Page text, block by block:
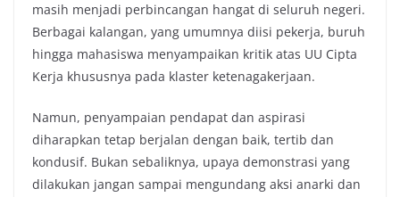
masih menjadi perbincangan hangat di seluruh negeri.
Berbagai kalangan, yang umumnya diisi pekerja, buruh
hingga mahasiswa menyampaikan kritik atas UU Cipta
Kerja khususnya pada klaster ketenagakerjaan.
Namun, penyampaian pendapat dan aspirasi
diharapkan tetap berjalan dengan baik, tertib dan
kondusif. Bukan sebaliknya, upaya demonstrasi yang
dilakukan jangan sampai mengundang aksi anarki dan